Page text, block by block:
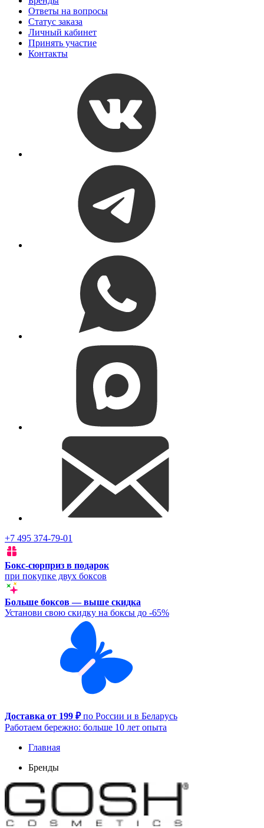
Ответы на вопросы
Статус заказа
Личный кабинет
Принять участие
Контакты
+7 495 374-79-01
Бокс-сюрприз в подарок
при покупке двух боксов
Больше боксов — выше скидка
Установи свою скидку на боксы до -65%
Доставка от 199 ₽по России и в Беларусь
Работаем бережно: больше 10 лет опыта
Главная
Бренды